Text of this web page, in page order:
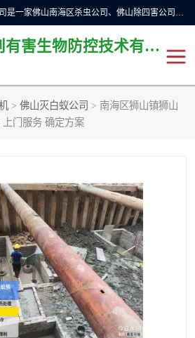
佛山儒创有害生物防治有限公司是一家佛山南海区杀虫公司、佛山除四害公司、佛山灭白蚁公司、佛山白蚁防治公司，让您远离虫害困扰。要问佛山白蚁防治哪家好？佛山儒创有害生物防治有限公司全佛山、广州，正规公司，上门勘查，可靠，售后有保障。
佛山儒创有害生物防控技术有限公司
> 佛山灭白蚁公司 > 南海区狮山镇狮山
门服务 确定方案
佛山杀虫
佛山杀虫公司
灭鼠
消杀
灭跳蚤
灭蟑螂